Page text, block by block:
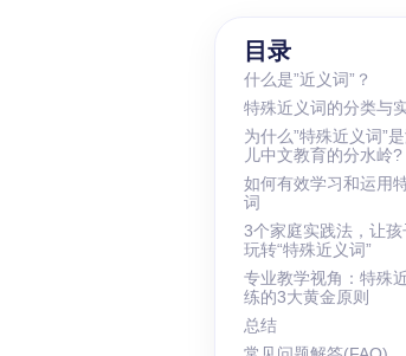
Menu
让
目录
什么是”近义词”？
特殊近义词的分类与
为什么”特殊近义词”
儿中文教育的分水岭?
如何有效学习和运用
词
3个家庭实践法，让
玩转“特殊近义词”
专业教学视角：特殊
练的3大黄金原则
总结